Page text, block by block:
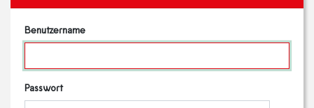
Benutzername
Passwort